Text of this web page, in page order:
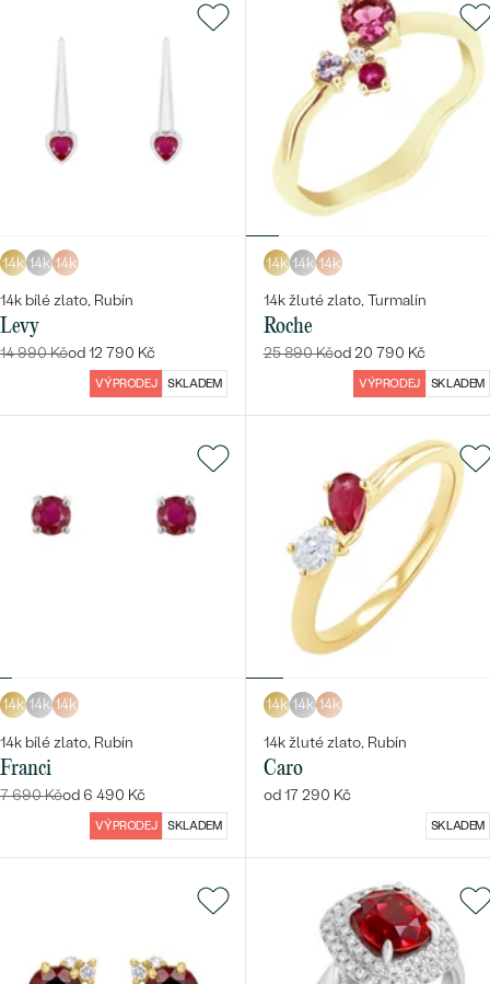
14k 14k 14k
14k bílé zlato, Rubín
Levy
14 990 Kčod 12 790 Kč
VÝPRODEJ SKLADEM
14k 14k 14k
14k žluté zlato, Turmalín
Roche
25 890 Kčod 20 790 Kč
VÝPRODEJ SKLADEM
14k 14k 14k
14k bílé zlato, Rubín
Franci
7 690 Kčod 6 490 Kč
VÝPRODEJ SKLADEM
14k 14k 14k
14k žluté zlato, Rubín
Caro
od 17 290 Kč
SKLADEM